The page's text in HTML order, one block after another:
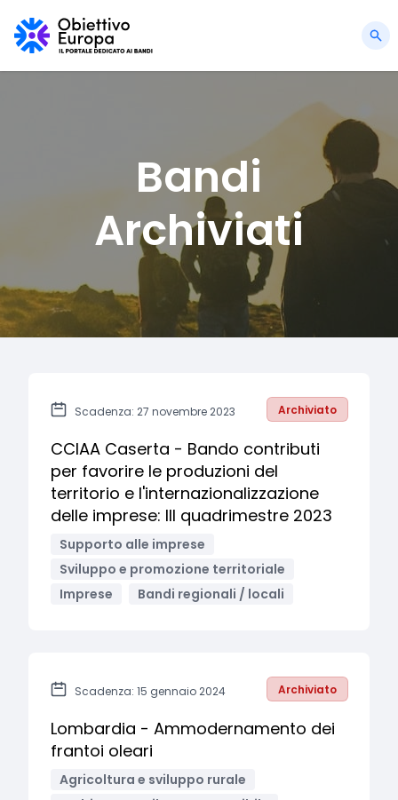
Bandi
Archiviati
Scadenza: 27 novembre 2023 Archiviato
CCIAA Caserta - Bando contributi
per favorire le produzioni del
territorio e l'internazionalizzazione
delle imprese: III quadrimestre 2023
Supporto alle imprese
Sviluppo e promozione territoriale
Imprese
Bandi regionali / locali
Scadenza: 15 gennaio 2024 Archiviato
Lombardia - Ammodernamento dei
frantoi oleari
Agricoltura e sviluppo rurale